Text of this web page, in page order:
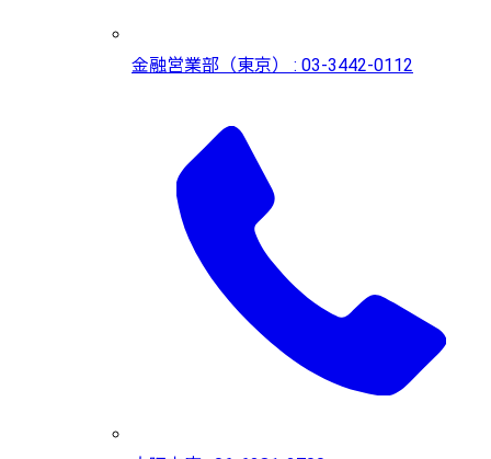
金融営業部（東京） : 03-3442-0112